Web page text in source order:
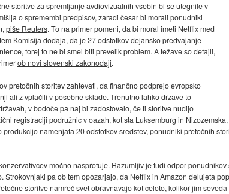
storitve za spremljanje avdiovizualnih vsebin bi se utegnile v
o spremembi predpisov, zaradi česar bi morali ponudniki
piše Reuters. To na primer pomeni, da bi moral imeti Netflix med
Komisija dodaja, da je 27 odstotkov dejansko predvajanje
torej to ne bi smel biti prevelik problem. A težave so detajli,
ob novi slovenski zakonodaji.
pretočnih storitev zahtevati, da finančno podprejo evropsko
ali z vplačili v posebne sklade. Trenutno lahko države to
v bodoče pa naj bi zadostovalo, če ti storitve nudijo
registraciji podružnic v oazah, kot sta Luksemburg in
namenjata 20 odstotkov sredstev, ponudniki pretočnih
močno nasprotuje. Razumljiv je tudi odpor
pa ob tem opozarjajo, da Netflix in Amazon delujeta
storitve namreč svet obravnavajo kot celoto, kolikor jim